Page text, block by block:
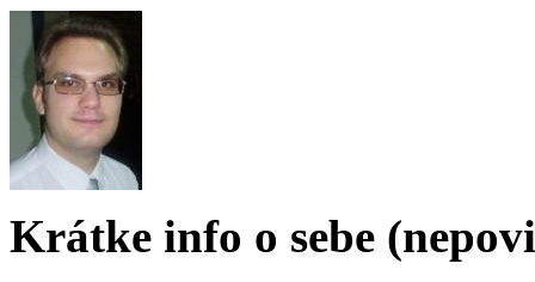
Krátke info o sebe